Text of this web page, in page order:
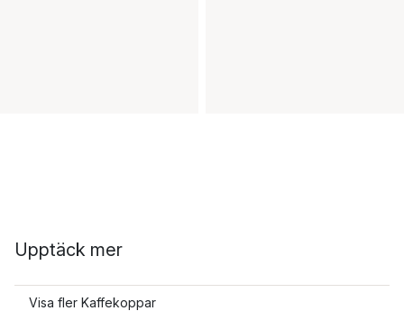
Upptäck mer
Visa fler Kaffekoppar